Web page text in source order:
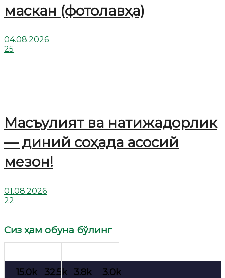
маскан (фотолавҳа)
04.08.2026
25
Масъулият ва натижадорлик
— диний соҳада асосий
мезон!
01.08.2026
22
Сиз ҳам обуна бўлинг